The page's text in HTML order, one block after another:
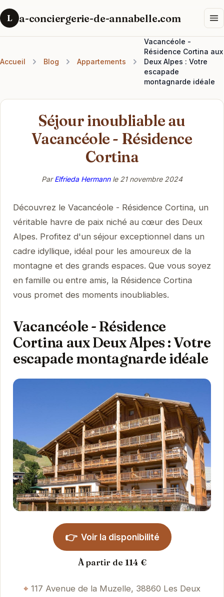
L a-conciergerie-de-annabelle.com
Accueil Blog Appartements
Vacancéole -
Résidence Cortina aux
Deux Alpes : Votre
escapade
montagnarde idéale
Séjour inoubliable au
Vacancéole - Résidence
Cortina
ParElfrieda Hermannle 21 novembre 2024
Découvrez le Vacancéole - Résidence Cortina, un
véritable havre de paix niché au cœur des Deux
Alpes. Profitez d'un séjour exceptionnel dans un
cadre idyllique, idéal pour les amoureux de la
montagne et des grands espaces. Que vous soyez
en famille ou entre amis, la Résidence Cortina
vous promet des moments inoubliables.
Vacancéole - Résidence
Cortina aux Deux Alpes : Votre
escapade montagnarde idéale
👉 Voir la disponibilité
À partir de 114 €
117 Avenue de la Muzelle, 38860 Les Deux